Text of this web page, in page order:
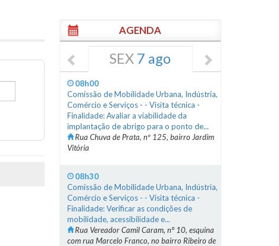
AGENDA
SEX 7 ago
08h00
Comissão de Mobilidade Urbana, Indústria,
Comércio e Serviços - - Visita técnica -
Finalidade: Avaliar a viabilidade da
implantação de abrigo para o ponto de...
Rua Chuva de Prata, nº 125, bairro Jardim
Vitória
08h30
Comissão de Mobilidade Urbana, Indústria,
Comércio e Serviços - - Visita técnica -
Finalidade: Verificar as condições de
mobilidade, acessibilidade e...
Rua Vereador Camil Caram, n° 10, esquina
com rua Marcelo Franco, no bairro Ribeiro de